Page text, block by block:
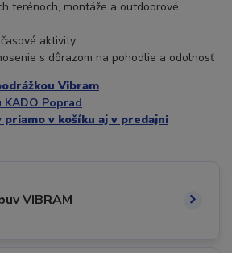
terénoch, montáže a outdoorové
aktivity
s dôrazom na pohodlie a odolnosť
Vibram
Poprad
priamo v košíku aj v predajni
VIBRAM